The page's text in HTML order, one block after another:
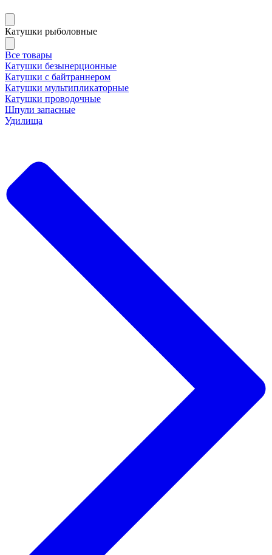
Катушки рыболовные
Все товары
Катушки безынерционные
Катушки с байтраннером
Катушки мультипликаторные
Катушки проводочные
Шпули запасные
Удилища